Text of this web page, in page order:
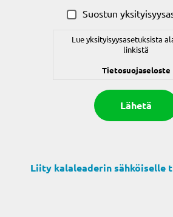
Suostun
Lue yksityisyysasetuksista
linkistä
Tietosuojaseloste
Liity kalaleaderin sähköiselle